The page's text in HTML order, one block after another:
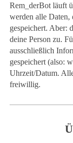
Rem_derBot läuft
werden alle
gespeichert. Aber:
deine Person zu.
ausschließlich
gespeichert (also:
Uhrzeit/Datum.
freiwillig.